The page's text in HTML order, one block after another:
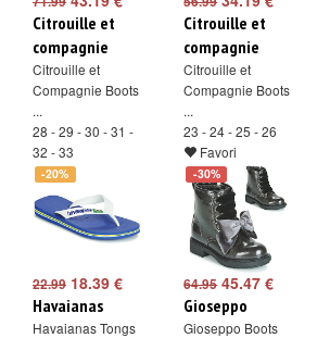
Citrouille et
compagnie
Citrouille et
Compagnie Boots
...
28 - 29 - 30 - 31 -
32 - 33
Favori
Citrouille et
compagnie
Citrouille et
Compagnie Boots
...
23 - 24 - 25 - 26
Favori
-20%
22.99 18.39 €
Havaianas
Havaianas Tongs
-30%
64.9545.47 €
Gioseppo
Gioseppo Boots